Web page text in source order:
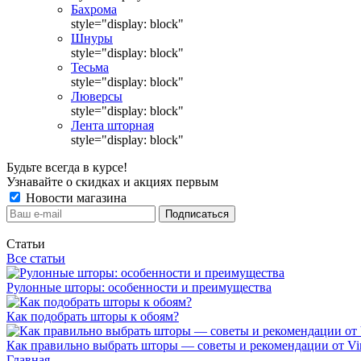
Бахрома
style="display: block"
Шнуры
style="display: block"
Тесьма
style="display: block"
Люверсы
style="display: block"
Лента шторная
style="display: block"
Будьте всегда в курсе!
Узнавайте о скидках и акциях первым
Новости магазина
Статьи
Все статьи
Рулонные шторы: особенности и преимущества
Как подобрать шторы к обоям?
Как правильно выбрать шторы — советы и рекомендации от